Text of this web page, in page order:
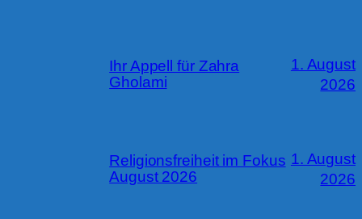
Ihr Appell für Zahra
Gholami
1. August
2026
Religionsfreiheit im Fokus
August 2026
1. August
2026